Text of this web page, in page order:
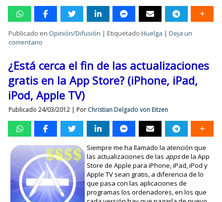
Publicado en Opinión/Difusión |Etiquetado Huelga |Deja un
comentario
¿Está cerca el fin de las actualizaciones
gratis en la App Store? (iPhone, iPad,
iPod, Apple TV)
Publicado 24/03/2012 | Por Christian Delgado von Eitzen
Siempre me ha llamado la atención que
las actualizaciones de las appsde la App
Store de Apple para iPhone, iPad, iPod y
Apple TV sean gratis, a diferencia de lo
que pasa con las aplicaciones de
programas los ordenadores, en los que